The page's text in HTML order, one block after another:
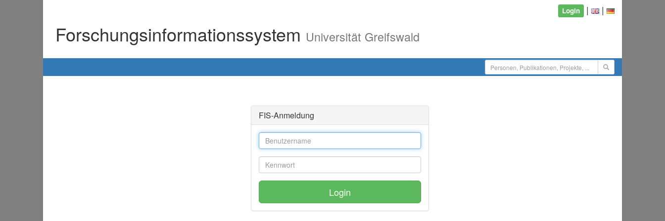
Login | |
Forschungsinformationssystem Universität Greifswald
FIS-Anmeldung